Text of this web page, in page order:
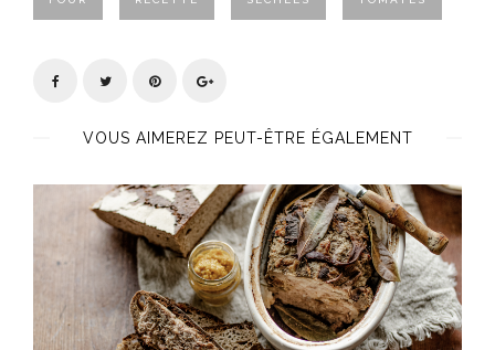
VOUS AIMEREZ PEUT-ÊTRE ÉGALEMENT